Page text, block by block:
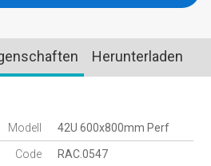
Herunterladen
Modell 42U 600x800mm Perf
Code RAC.0547